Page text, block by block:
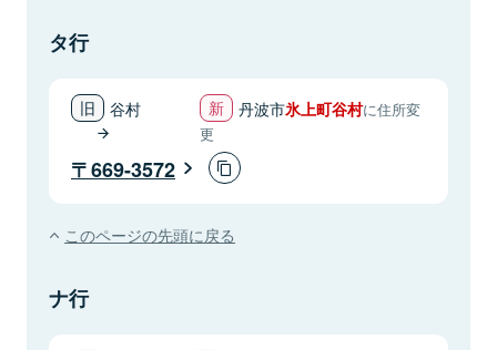
タ行
谷村 丹波市氷上町谷村に住所変
更
669-3572
このページの先頭に戻る
ナ行